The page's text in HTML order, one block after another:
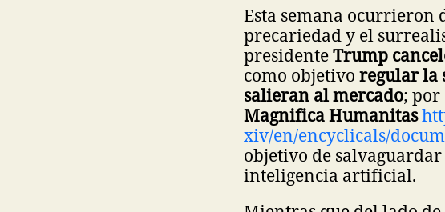
Esta semana ocurrieron
precariedad y el
presidenteTrump
como objetivo regular la
salieran al mercado; por
Magnifica Humanitas
xiv/en/encyclicals/
objetivo de
inteligencia artificial.